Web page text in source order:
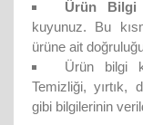
Ürün Bilgi
kuyunuz. Bu
ürüne ait
Ürün bilgi
Temizliği, yırtık,
gibi bilgilerinin